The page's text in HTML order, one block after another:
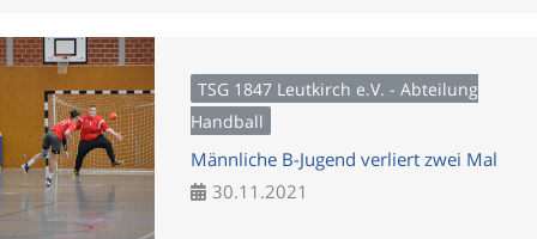
TSG 1847 Leutkirch e.V. - Abteilung
Handball
Männliche B-Jugend verliert zwei Mal
30.11.2021